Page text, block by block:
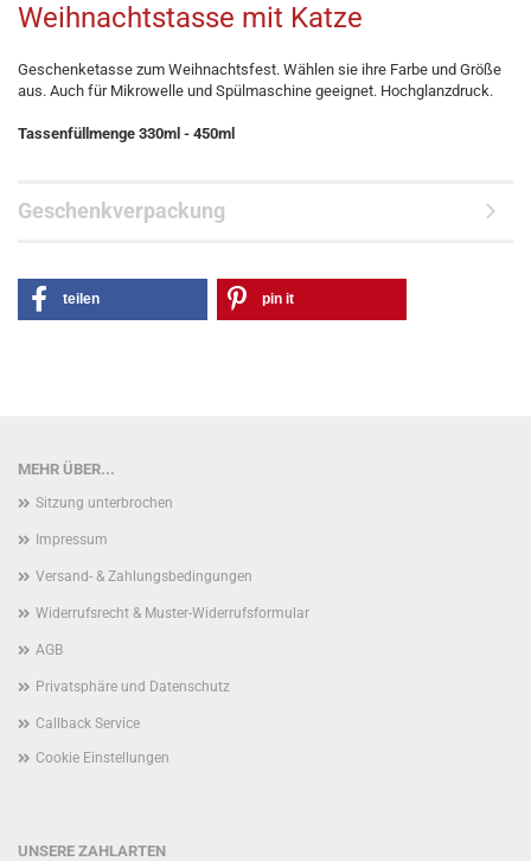
Weihnachtstasse mit Katze
Geschenketasse zum Weihnachtsfest. Wählen sie ihre Farbe und Größe
aus. Auch für Mikrowelle und Spülmaschine geeignet. Hochglanzdruck.
Tassenfüllmenge 330ml - 450ml
Geschenkverpackung
teilen pin it
MEHR ÜBER...
Sitzung unterbrochen
Impressum
Versand- & Zahlungsbedingungen
Widerrufsrecht & Muster-Widerrufsformular
AGB
Privatsphäre und Datenschutz
Callback Service
Cookie Einstellungen
UNSERE ZAHLARTEN